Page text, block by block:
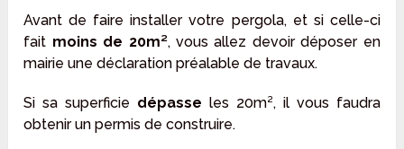
Avant de faire installer votre pergola, et si celle-ci
fait moins de 20m², vous allez devoir déposer en
mairie une déclaration préalable de travaux.
Si sa superficie dépasse les 20m², il vous faudra
obtenir un permis de construire.